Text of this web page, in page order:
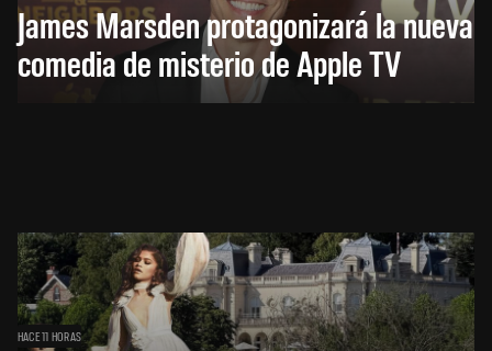
James Marsden protagonizará la nueva
comedia de misterio de Apple TV
HACE 11 HORAS